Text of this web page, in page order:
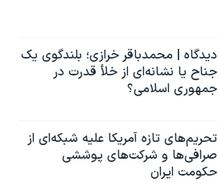
دیدگاه | محمدباقر خرازی؛ بلندگوی یک
جناح یا نشانه‌ای از خلأ قدرت در
جمهوری اسلامی؟
تحریم‌های تازه آمریکا علیه شبکه‌ای از
صرافی‌ها و شرکت‌های پوششی
حکومت ایران